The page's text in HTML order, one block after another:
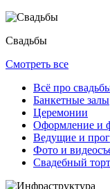
Свадьбы
Смотреть все
Всё про
Банкетные залы
Церемонии
Оформление и
Ведущие и
Фото и
Свадебный торт